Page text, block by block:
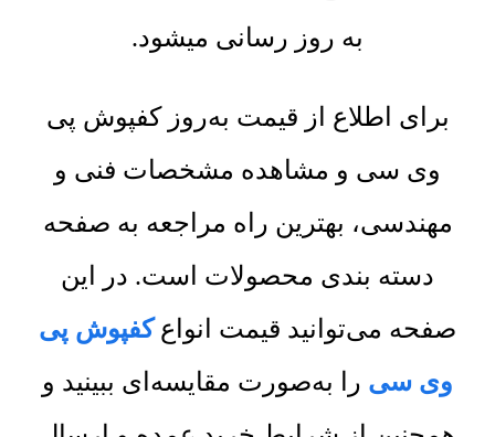
به روز رسانی میشود.
برای اطلاع از قیمت به‌روز کفپوش پی
وی سی و مشاهده مشخصات فنی و
مهندسی، بهترین راه مراجعه به صفحه
دسته بندی محصولات است. در این
صفحه می‌توانید قیمت انواعکفپوش پی
وی سی را به‌صورت مقایسه‌ای ببینید و